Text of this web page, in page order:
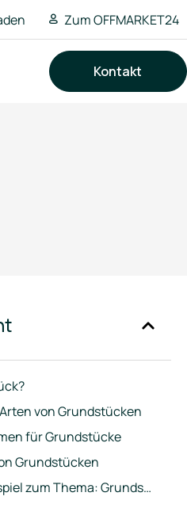
Zum OFFMARKET24
Kontakt
von Grundstücken
für Grundstücke
Grundstücken
Anschauliches Beispiel zum Thema: Grundstück